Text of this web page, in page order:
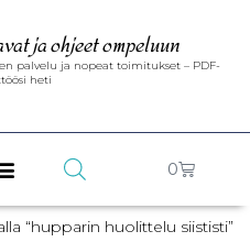
ja ohjeet ompeluun
palvelu ja nopeat toimitukset – PDF-
heti
0
“hupparin huolittelu siististi”